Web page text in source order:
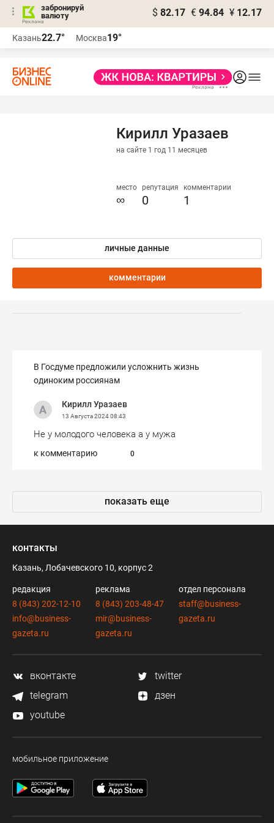
забронируй
валюту
$ 82.17 € 94.84 ¥ 12.17
Казань22.7° Москва19°
Кирилл Уразаев
на сайте 1 год 11 месяцев
место
∞
репутация
0
комментарии
1
личные данные
комментарии
В Госдуме предложили усложнить жизнь
одиноким россиянам
Кирилл Уразаев
13 Августа 202408:43
Не у молодого человека а у мужа
к комментарию 0
показать еще
контакты
Казань, Лобачевского 10, корпус 2
редакция
8 (843) 202-12-10
info@business-
gazeta.ru
реклама
8 (843) 203-48-47
mir@business-
gazeta.ru
отдел персонала
staff@business-
gazeta.ru
вконтакте
twitter
telegram
дзен
youtube
мобильное приложение